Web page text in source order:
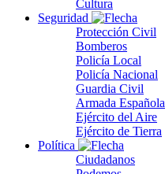
Cultura
Seguridad
Protección Civil
Bomberos
Policía Local
Policía Nacional
Guardia Civil
Armada Española
Ejército del Aire
Ejército de Tierra
Política
Ciudadanos